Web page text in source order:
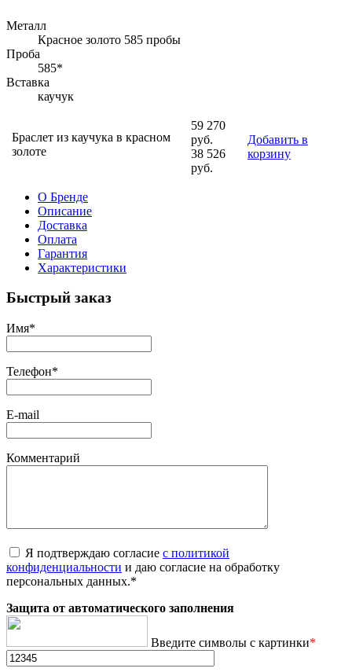
Металл
Красное золото 585 пробы
Проба
585*
Вставка
каучук
Браслет из каучука в красном
золоте
59 270
руб.
38 526
руб.
Добавить в
корзину
О Бренде
Описание
Доставка
Оплата
Гарантия
Характеристики
Быстрый заказ
Имя*
Телефон*
E-mail
Комментарий
Я подтверждаю согласие с политикой
конфиденциальности и даю согласие на обработку
персональных данных.*
Защита от автоматического заполнения
Введите символы с картинки*